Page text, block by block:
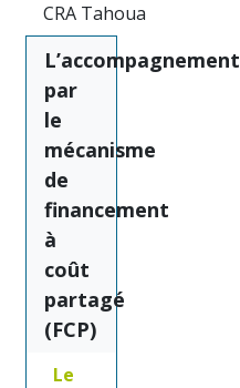
CRA Tahoua
L’accompagnement
par
le
mécanisme
de
financement
à
coût
partagé
(FCP)
Le